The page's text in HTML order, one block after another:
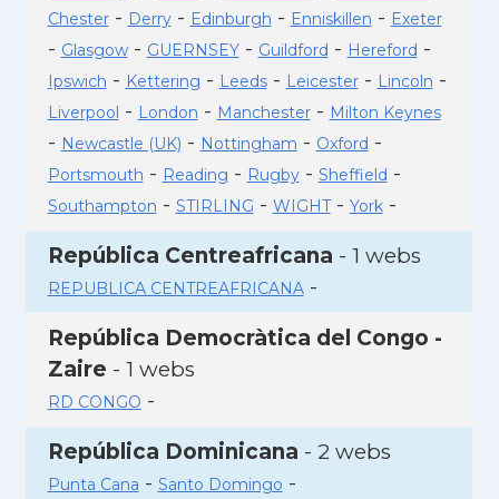
Chester- Derry- Edinburgh - Enniskillen - Exeter
- Glasgow- GUERNSEY- Guildford - Hereford -
Ipswich - Kettering - Leeds- Leicester- Lincoln -
Liverpool - London - Manchester- Milton Keynes
- Newcastle (UK) - Nottingham - Oxford -
Portsmouth - Reading - Rugby- Sheffield -
Southampton - STIRLING - WIGHT- York-
República Centreafricana - 1 webs
REPUBLICA CENTREAFRICANA-
República Democràtica del Congo -
Zaire - 1 webs
RD CONGO -
República Dominicana - 2 webs
Punta Cana - Santo Domingo -